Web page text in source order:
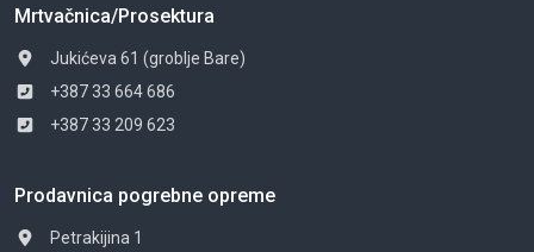
Mrtvačnica/Prosektura
Jukićeva 61 (groblje Bare)
+387 33 664 686
+387 33 209 623
Prodavnica pogrebne opreme
Petrakijina 1